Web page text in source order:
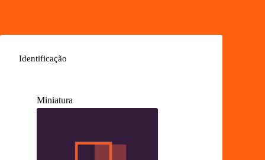
Identificação
Miniatura